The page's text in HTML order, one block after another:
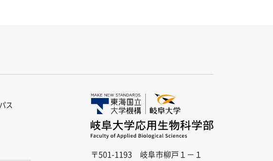
ス
〒501-1193 岐阜市柳戸１－１